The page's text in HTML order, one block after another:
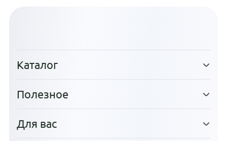
Каталог
Полезное
Для вас